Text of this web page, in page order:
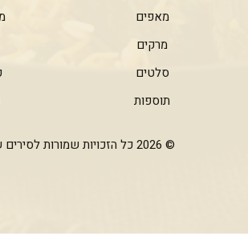
מאפים
מרקים
סלטים
תוספות
© 2026 כל הזכויות שמורות לסירים של גילה